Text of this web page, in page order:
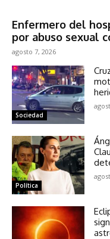
Enfermero del
por abuso sexual
agosto 7, 2026
Sociedad
Política